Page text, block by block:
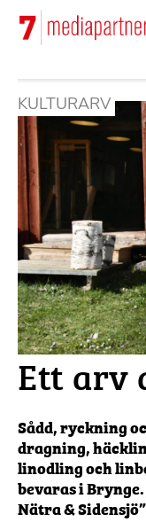
Hoppa
huvudinnehåll
KULTURARV
Ett arv
Sådd, ryckning
dragning,
linodling och
bevaras i
Nätra &